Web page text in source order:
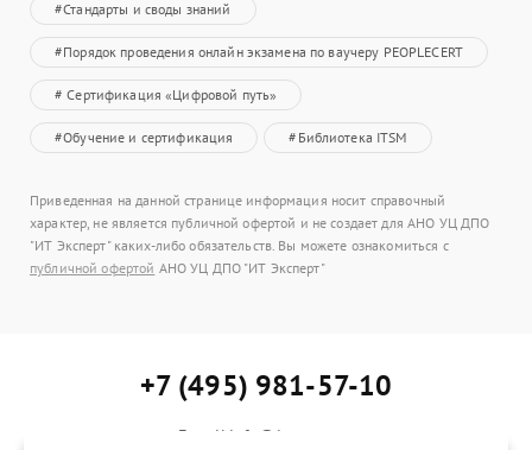
#Стандарты и своды знаний
#Порядок проведения онлайн экзамена по ваучеру PEOPLECERT
# Сертификация «Цифровой путь»
#Обучение и сертификация #Библиотека ITSM
Приведенная на данной странице информация носит справочный
характер, не является публичной офертой и не создает для АНО УЦ ДПО
"ИТ Эксперт" каких-либо обязательств. Вы можете ознакомиться с
публичной офертой АНО УЦ ДПО "ИТ Эксперт"
+7 (495) 981-57-10
E-mail:info@itexpert.ru